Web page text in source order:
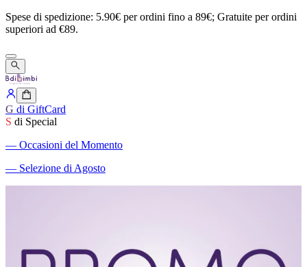
Spese di spedizione: 5.90€ perordini fino a 89€; Gratuite perordini
superiori ad €89.
G di GiftCard
S di Special
― Occasioni del Momento
― Selezione di Agosto